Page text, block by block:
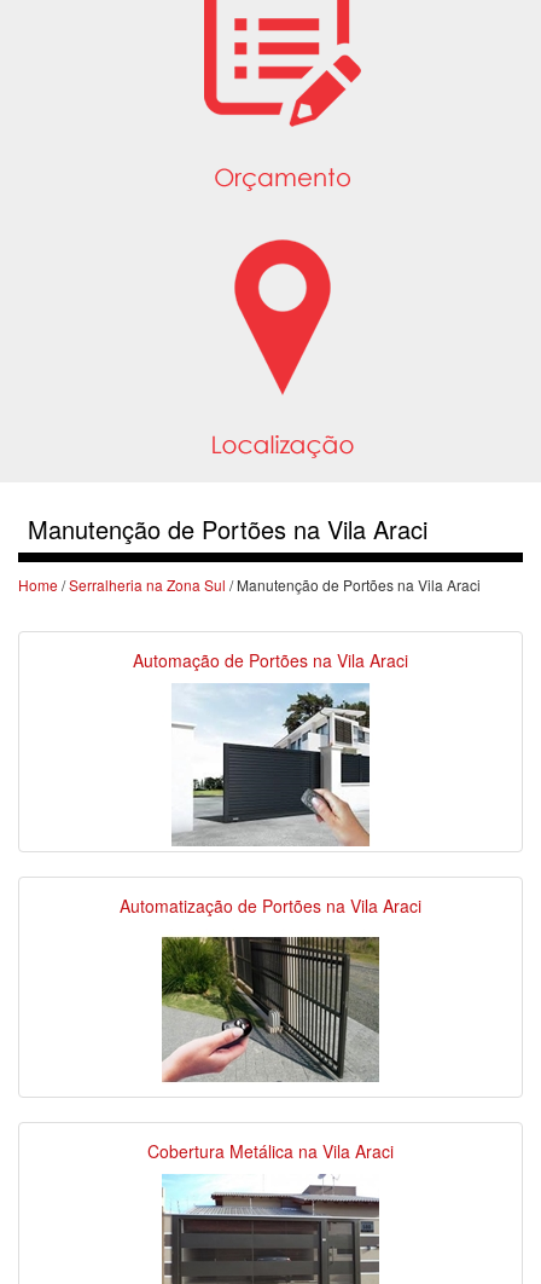
Manutenção de Portões na Vila Araci
Home/Serralheria na Zona Sul / Manutenção de Portões na Vila Araci
Automação de Portões na Vila Araci
Automatização de Portões na Vila Araci
Cobertura Metálica na Vila Araci